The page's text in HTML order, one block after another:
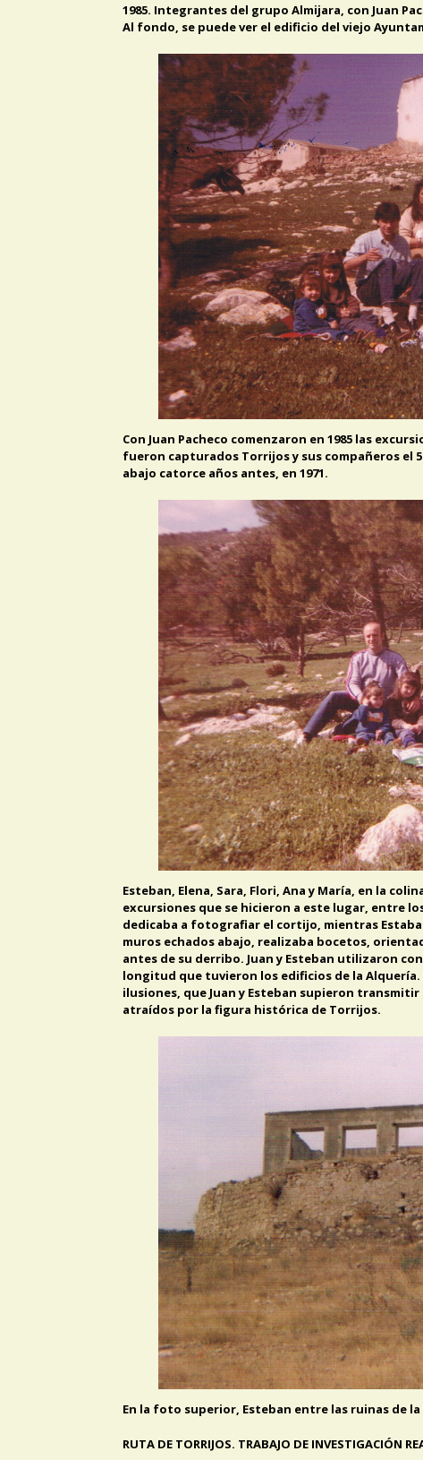
1985. Integrantes del grupo Almijara, con Juan
Al fondo, se puede ver el edificio del viejo
Con Juan Pacheco comenzaron en 1985 las
fueron capturados Torrijos y sus compañeros el
abajo catorce años antes, en 1971.
Esteban, Elena, Sara, Flori, Ana y María, en la
excursiones que se hicieron a este lugar, entre los
dedicaba a fotografiar el cortijo, mientras
muros echados abajo, realizaba bocetos,
antes de su derribo. Juan y Esteban utilizaron
longitud que tuvieron los edificios de la
ilusiones, que Juan y Esteban supieron
atraídos por la figura histórica de Torrijos.
En la foto superior, Esteban entre las ruinas de la
RUTA DE TORRIJOS. TRABAJO DE INVESTIGACIÓN